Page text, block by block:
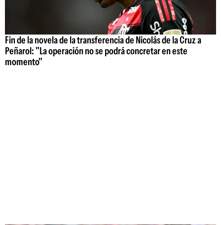
Fin de la novela de la transferencia de Nicolás de la Cruz a
Peñarol: "La operación no se podrá concretar en este
momento"